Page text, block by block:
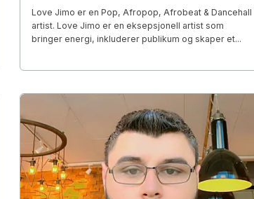
Love Jimo er en Pop, Afropop, Afrobeat & Dancehall
artist. Love Jimo er en eksepsjonell artist som
bringer energi, inkluderer publikum og skaper et...